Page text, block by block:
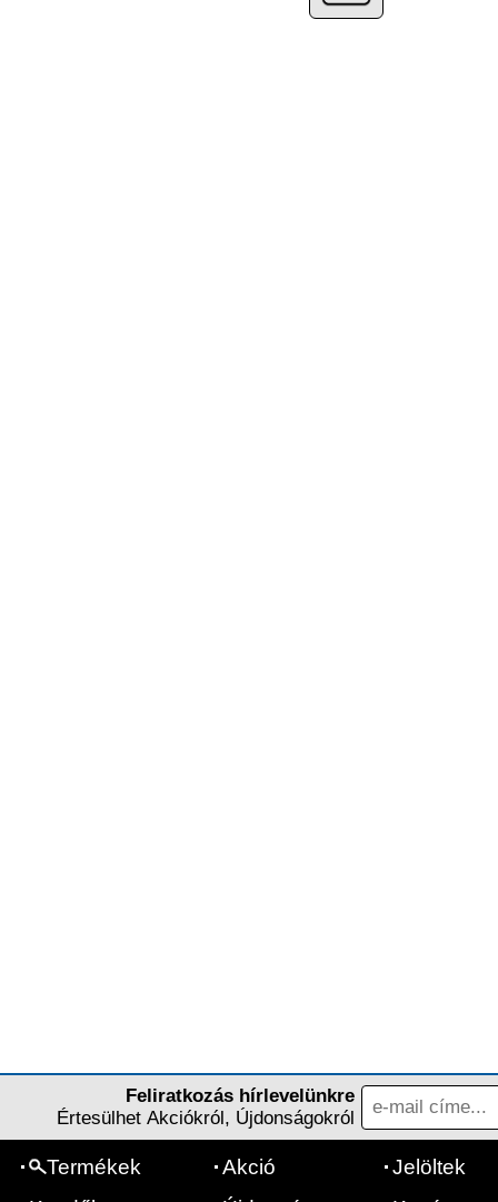
Feliratkozás hírlevelünkre
Értesülhet Akciókról, Újdonságokról
Termékek
Akció
Jelöltek